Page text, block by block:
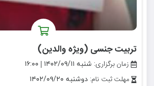
تربیت جنسی (ویژه والدین)
زمان برگزاری: شنبه ۱۴۰۲/۰۹/۱۱ | ۱۶:۰۰
مهلت ثبت نام: دوشنبه ۱۴۰۲/۰۹/۲۰